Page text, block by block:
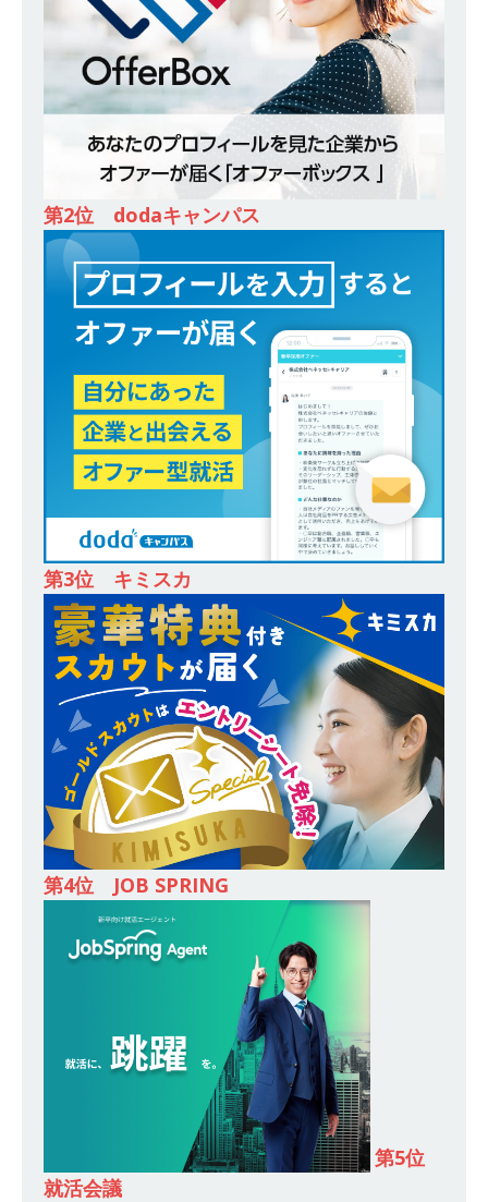
住宅販売をリードする企業 ｜ 土地仕入れから物
件販売までを担う ｜ 平均年収809万 ｜ 年間休日
130日・土日祝完全休み ｜ スタンダード上場 ｜
明豊エンタープライズ
体育会積極採用企業
[ 2026年5月14日 ] 【 28卒 ｜ 適性検査合否免
除・面接確約!! ｜ 1dayインターンあり 】東京勤
業が手がける賃貸アパート・マンションの管理を
行う ｜ 年間休日125日以上 ｜ 不動産業ではレア
な私服出社OK ｜ 土日祝完全休み ｜ スタンダー
ド上場 明豊エンタープライズグループ ｜ 明豊プ
ロパティーズ
体育会積極採用企業
[ 2026年5月14日 ]
【 28卒 ｜ オープンカンパニ
ー｜東京勤務・転勤なし ｜ 文理不問 】 7期連続
200％増収!! ｜ 様々な業界の知識・スキルを身に
付けることが可能 ｜ データ分析のエキスパート
としてクライアントの課題を解決 ｜ 土日祝完全
休み ｜ データアナリティクスラボ
極採用企業
[ 2026年5月14日 ] 【 28卒 ｜ 東京勤務・転勤な
し 】 食品・生鮮業界に特化した人材紹介サービ
スを提供するベンチャー企業 ｜ 設立から毎年黒
字経営。売上は常に右肩上がり ｜ 未経験から営
業として成長・収入アップが目指せる環境 ｜ オ
体育会積極採用企業
[ 2026年5月13日 ] 【 28卒 ｜ トップ企業内定の
登竜門!! 満足度98％のインターン 】 東京勤務・
転勤なし ｜ 文系IT未経験でもOK ｜ 新卒の3年以
内昇進率91％ ｜ IT社会の今まさに求められてい
るベンチャー企業 ｜ 新卒2年目で1,000万円越え
目指せる!! ｜ データX
体育会積極採用企業
[ 2026年5月13日 ] 【 28卒 ｜ 仕事の全容を知れ
第2位 dodaキャンパス
第3位 キミスカ
第4位 JOB SPRING
第5位
就活会議